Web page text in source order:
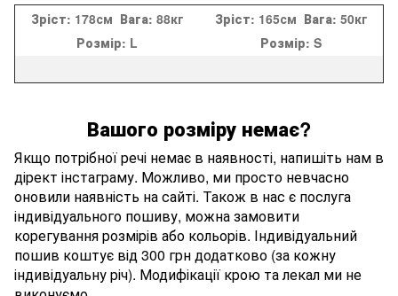
Зріст: 178см Вага: 88кг
Розмір: L
Зріст: 165см Вага: 50кг
Розмір: S
Вашого розміру немає?
Якщо потрібної речі немає в наявності, напишіть нам в
дірект інстаграму. Можливо, ми просто невчасно
оновили наявність на сайті. Також в нас є послуга
індивідуального пошиву, можна замовити
корегування розмірів або кольорів. Індивідуальний
пошив коштує від 300 грн додатково (за кожну
індивідуальну річ). Модифікації крою та лекал ми не